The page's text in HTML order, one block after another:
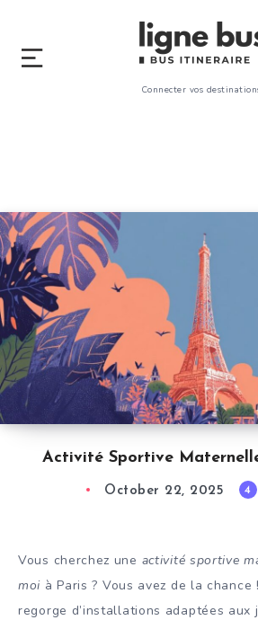
Connecter vos
Activité Sportive
October 22, 2025 4
Vous cherchez une activité sportive
moi à Paris ? Vous avez de la chance
regorge d’installations adaptées aux